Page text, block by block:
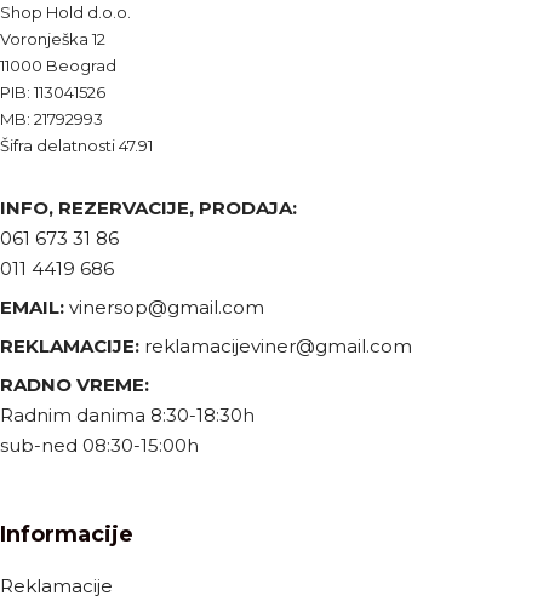
Shop Hold d.o.o.
Voronješka 12
11000 Beograd
PIB: 113041526
MB: 21792993
Šifra delatnosti 47.91
INFO, REZERVACIJE, PRODAJA:
061 673 31 86
011 4419 686
EMAIL: vinersop@gmail.com
REKLAMACIJE: reklamacijeviner@gmail.com
RADNO VREME:
Radnim danima 8:30-18:30h
sub-ned 08:30-15:00h
Informacije
Reklamacije